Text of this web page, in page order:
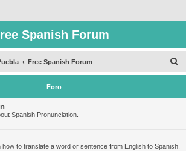
Spanish Forum
Free Spanish Forum
u
Foro
Spanish Pronunciation.
to translate a word or sentence from English to Spanish.